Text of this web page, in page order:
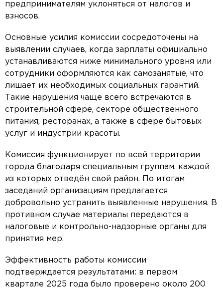
предпринимателям уклоняться от налогов и
взносов.
Основные усилия комиссии сосредоточены на
выявлении случаев, когда зарплаты официально
устанавливаются ниже минимального уровня или
сотрудники оформляются как самозанятые, что
лишает их необходимых социальных гарантий.
Такие нарушения чаще всего встречаются в
строительной сфере, секторе общественного
питания, ресторанах, а также в сфере бытовых
услуг и индустрии красоты.
Комиссия функционирует по всей территории
города благодаря специальным группам, каждой
из которых отведён свой район. По итогам
заседаний организациям предлагается
добровольно устранить выявленные нарушения. В
противном случае материалы передаются в
налоговые и контрольно-надзорные органы для
принятия мер.
Эффективность работы комиссии
подтверждается результатами: в первом
квартале 2025 года было проверено около 200